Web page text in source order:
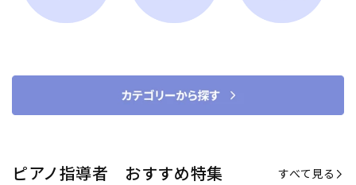
ピアノ指導者 おすすめ特集 すべて見る